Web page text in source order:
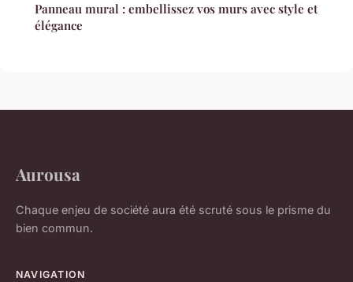
Panneau mural : embellissez vos murs avec style et
élégance
Aurousa
Chaque enjeu de société aura été scruté sous le prisme du
bien commun.
NAVIGATION